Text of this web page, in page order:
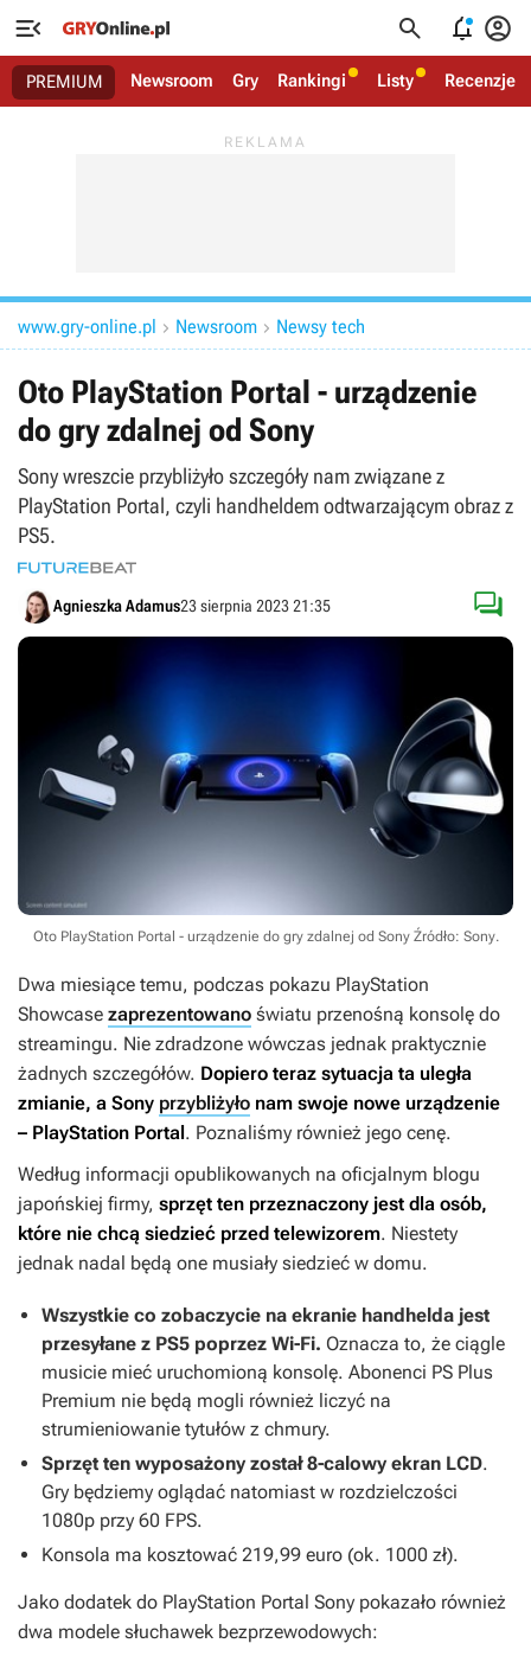
   
PREMIUM Newsroom Gry Rankingi Listy Recenzje
www.gry-online.pl  Newsroom  Newsy tech
Oto PlayStation Portal - urządzenie
do gry zdalnej od Sony
Sony wreszcie przybliżyło szczegóły nam związane z
PlayStation Portal, czyli handheldem odtwarzającym obraz z
PS5.
Agnieszka Adamus23 sierpnia 2023 21:35 
Oto PlayStation Portal - urządzenie do gry zdalnej od Sony Źródło: Sony.
Dwa miesiące temu, podczas pokazu PlayStation
Showcase zaprezentowano światu przenośną konsolę do
streamingu. Nie zdradzone wówczas jednak praktycznie
żadnych szczegółów. Dopiero teraz sytuacja ta uległa
zmianie, a Sony przybliżyło nam swoje nowe urządzenie
– PlayStation Portal. Poznaliśmy również jego cenę.
Według informacji opublikowanych na oficjalnym blogu
japońskiej firmy, sprzęt ten przeznaczony jest dla osób,
które nie chcą siedzieć przed telewizorem. Niestety
jednak nadal będą one musiały siedzieć w domu.
Wszystkie co zobaczycie na ekranie handhelda jest
przesyłane z PS5 poprzez Wi-Fi. Oznacza to, że ciągle
musicie mieć uruchomioną konsolę. Abonenci PS Plus
Premium nie będą mogli również liczyć na
strumieniowanie tytułów z chmury.
Sprzęt ten wyposażony został 8-calowy ekran LCD.
Gry będziemy oglądać natomiast w rozdzielczości
1080p przy 60 FPS.
Konsola ma kosztować 219,99 euro (ok. 1000 zł).
Jako dodatek do PlayStation Portal Sony pokazało również
dwa modele słuchawek bezprzewodowych: